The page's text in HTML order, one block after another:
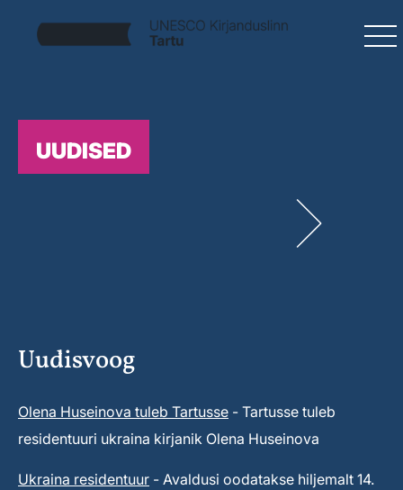
UUDISED
Uudisvoog
Olena Huseinova tuleb Tartusse - Tartusse tuleb
residentuuri ukraina kirjanik Olena Huseinova
Ukraina residentuur - Avaldusi oodatakse hiljemalt 14.